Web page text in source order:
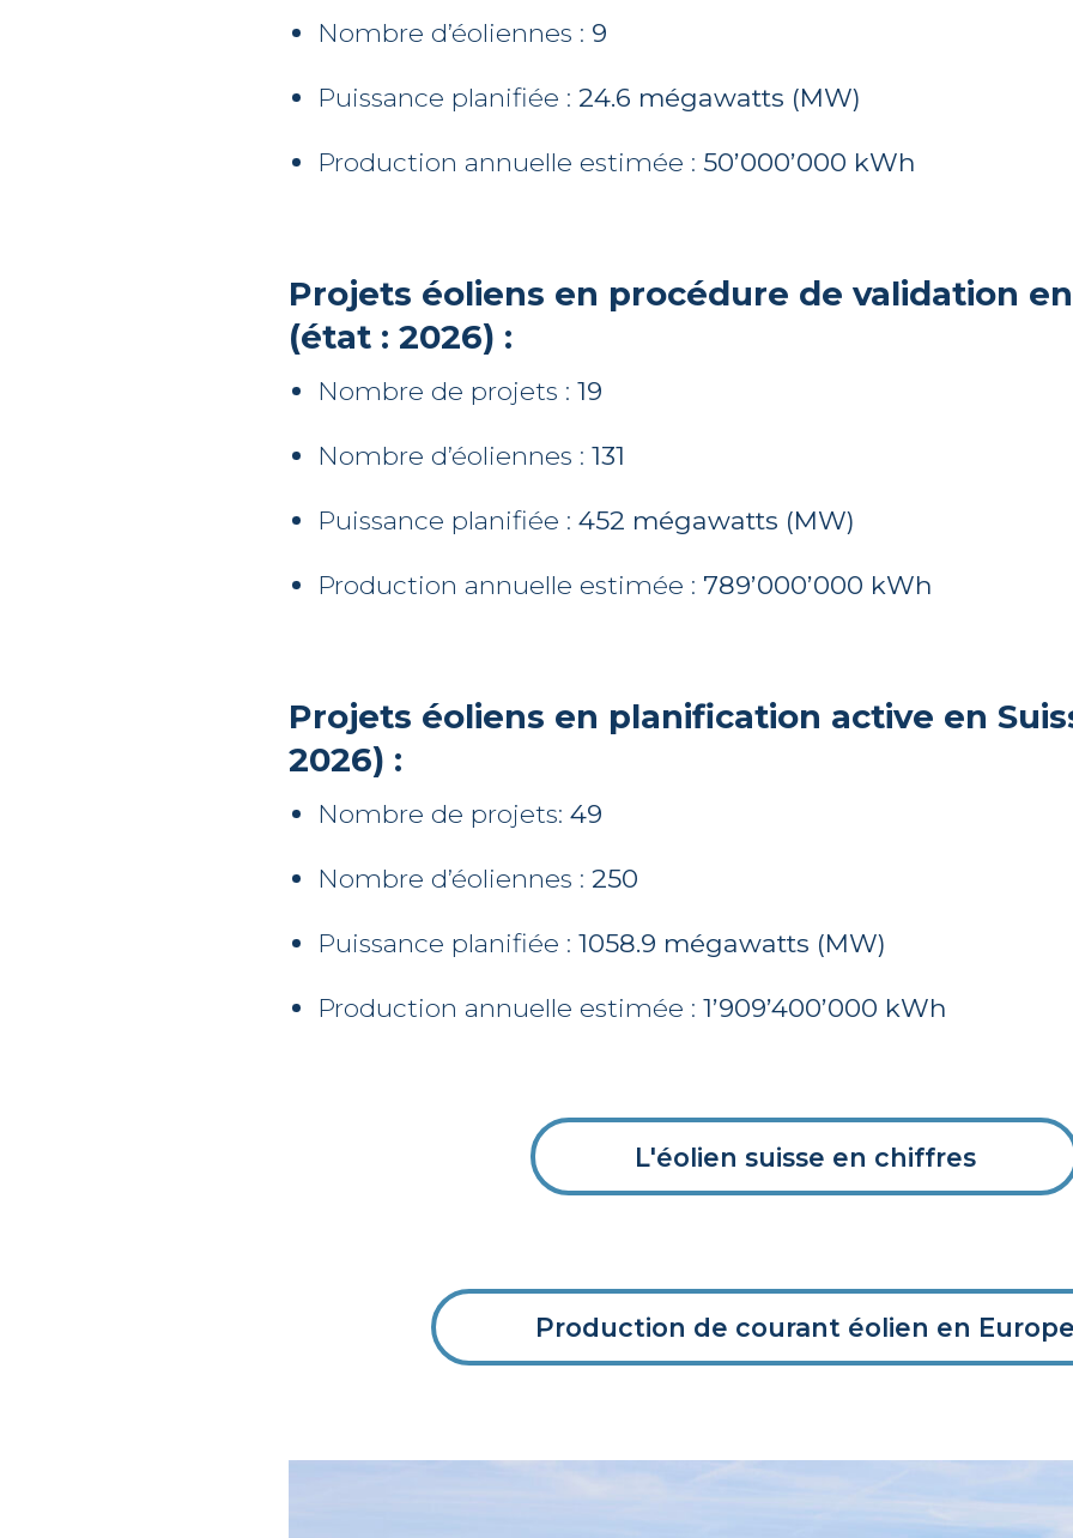
Nombre d’éoliennes : 9
Puissance planifiée : 24.6 mégawatts (MW)
Production annuelle estimée : 50’000’000 kWh
Projets éoliens en procédure de validation
(état : 2026) :
Nombre de projets :19
Nombre d’éoliennes :131
Puissance planifiée :452 mégawatts (MW)
Production annuelle estimée : 789’000’000 kWh
Projets éoliens en planification active en
2026) :
Nombre de projets:49
Nombre d’éoliennes : 250
Puissance planifiée :1058.9 mégawatts (MW)
Production annuelle estimée :1’909’400’000 kWh
L'éolien suisse en chiffres
Production de courant éolien en